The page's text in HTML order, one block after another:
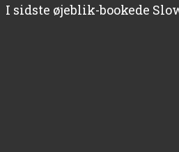
I sidste øjeblik-bookede